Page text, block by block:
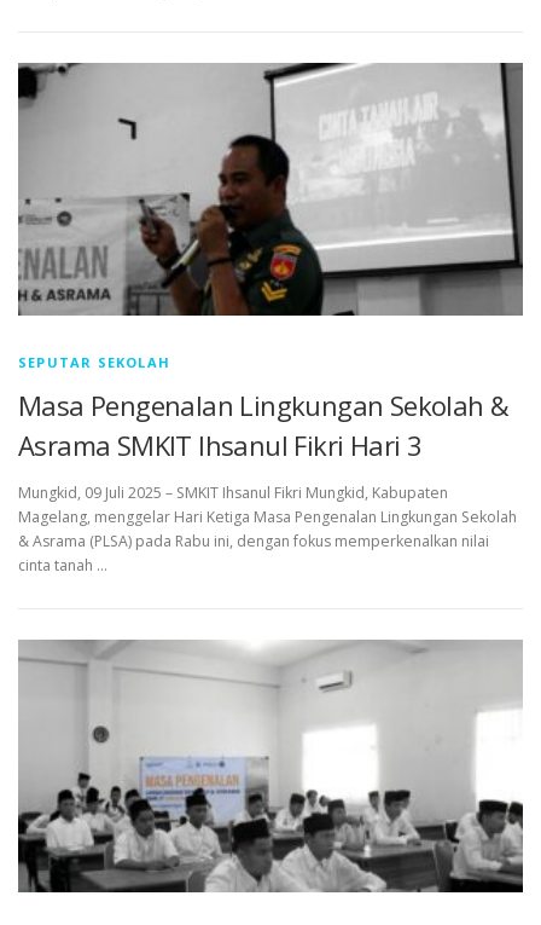
SEPUTAR SEKOLAH
Masa Pengenalan Lingkungan Sekolah &
Asrama SMKIT Ihsanul Fikri Hari 3
Mungkid, 09 Juli 2025 – SMKIT Ihsanul Fikri Mungkid, Kabupaten
Magelang, menggelar Hari Ketiga Masa Pengenalan Lingkungan Sekolah
& Asrama (PLSA) pada Rabu ini, dengan fokus memperkenalkan nilai
cinta tanah …